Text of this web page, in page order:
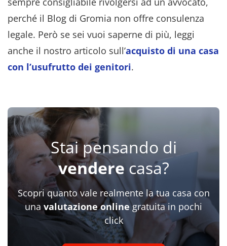
perché il Blog di Gromia non offre consulenza
legale. Però se sei vuoi saperne di più, leggi
anche il nostro articolo sull’acquisto di una casa
con l’usufrutto dei genitori.
Stai pensando di
vendere casa?
Scopri quanto vale realmente la tua casa con
una valutazione onlinegratuita in pochi
click